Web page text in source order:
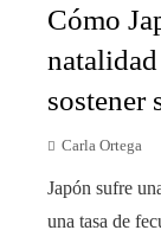
Cómo
sostener
Carla Ortega
Japón sufre
una tasa de